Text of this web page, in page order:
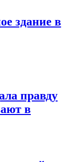
здание в
правду
в